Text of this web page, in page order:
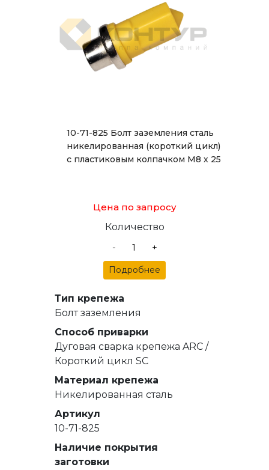
10-71-825 Болт заземления сталь
никелированная (короткий цикл)
с пластиковым колпачком М8 х 25
Цена по запросу
Количество
-
+
Подробнее
Тип крепежа
Болт заземления
Способ приварки
Дуговая сварка крепежа ARC /
Короткий цикл SC
Материал крепежа
Никелированная сталь
Артикул
10-71-825
Наличие покрытия
заготовки